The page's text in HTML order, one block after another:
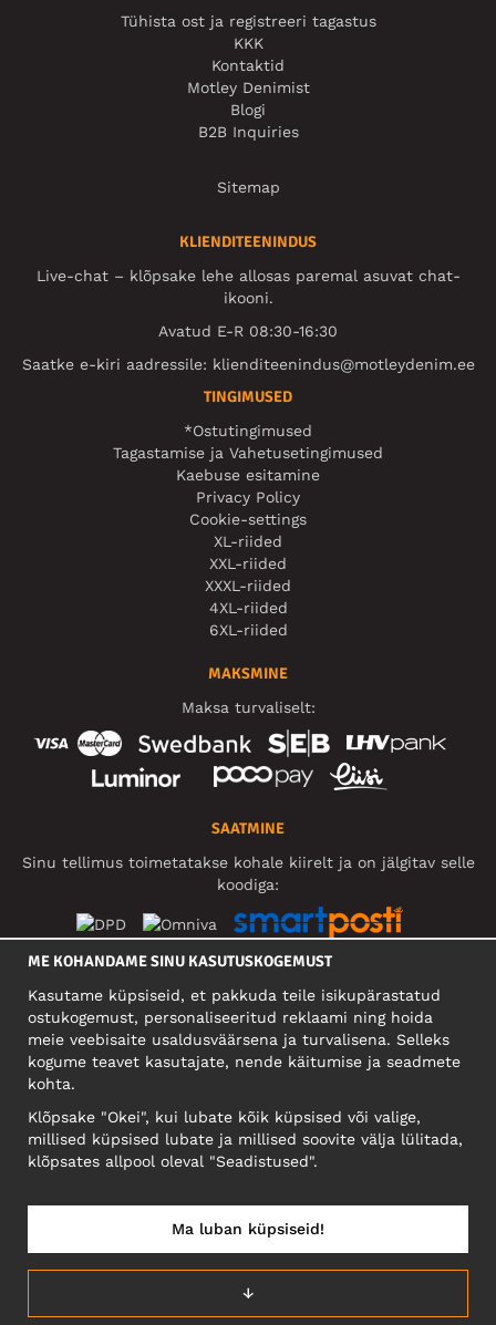
Tühista ost ja registreeri tagastus
KKK
Kontaktid
Motley Denimist
Blogi
B2B Inquiries
Sitemap
KLIENDITEENINDUS
Live-chat – klõpsake lehe allosas paremal asuvat chat-
ikooni.
Avatud E-R 08:30-16:30
Saatke e-kiri aadressile: klienditeenindus@motleydenim.ee
TINGIMUSED
*Ostutingimused
Tagastamise ja Vahetusetingimused
Kaebuse esitamine
Privacy Policy
Cookie-settings
XL-riided
XXL-riided
XXXL-riided
4XL-riided
6XL-riided
MAKSMINE
Maksa turvaliselt:
SAATMINE
Sinu tellimus toimetatakse kohale kiirelt ja on jälgitav selle
koodiga:
FIRMA
Mäeküla tn 9, EE-13525 Tallinn
Reg: 17449603, KMKR: EE102960721
EESTI/EESTI KEEL
ME KOHANDAME SINU KASUTUSKOGEMUST
Kasutame küpsiseid, et pakkuda teile isikupärastatud
ostukogemust, personaliseeritud reklaami ning hoida
meie veebisaite usaldusväärsena ja turvalisena. Selleks
kogume teavet kasutajate, nende käitumise ja seadmete
kohta.
Klõpsake "Okei", kui lubate kõik küpsised või valige,
millised küpsised lubate ja millised soovite välja lülitada,
klõpsates allpool oleval "Seadistused".
↓
Ma luban küpsiseid!